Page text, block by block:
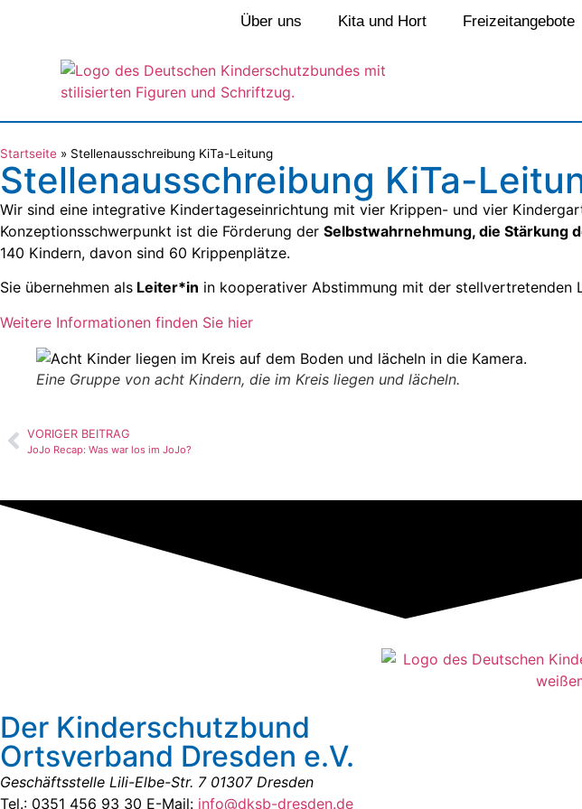
Über uns Kita und Hort Freizeitangebote
Startseite » Stellenausschreibung KiTa-Leitung
Stellenausschreibung KiTa-
Wir sind eine integrative Kindertageseinrichtung mit vier Krippen- und vier
Konzeptionsschwerpunkt ist die Förderung der Selbstwahrnehmung, die Stärkung
140 Kindern, davon sind 60 Krippenplätze.
Sie übernehmen als Leiter*in in kooperativer Abstimmung mit der stellvertretenden
Weitere Informationen finden Sie hier
Eine Gruppe von acht Kindern, die im Kreis liegen und lächeln.
VORIGER BEITRAG
JoJo Recap: Was war los im JoJo?
Der Kinderschutzbund
Ortsverband Dresden e.V.
Geschäftsstelle Lili-Elbe-Str. 7 01307 Dresden
Tel.: 0351 456 93 30 E-Mail: info@dksb-dresden.de